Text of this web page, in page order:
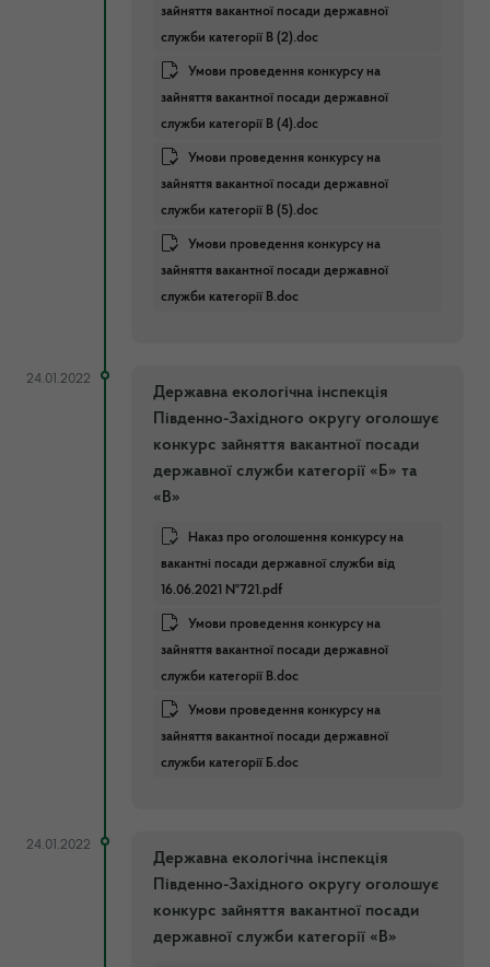
зайняття вакантної посади державної
служби категорії В (2).doc
Умови проведення конкурсу на
зайняття вакантної посади державної
служби категорії В (4).doc
Умови проведення конкурсу на
зайняття вакантної посади державної
служби категорії В (5).doc
Умови проведення конкурсу на
зайняття вакантної посади державної
служби категорії В.doc
24.01.2022
Державна екологічна інспекція
Південно-Західного округу оголошує
конкурс зайняття вакантної посади
державної служби категорії «Б» та
«В»
Наказ про оголошення конкурсу на
вакантні посади державної служби від
16.06.2021 №721.pdf
Умови проведення конкурсу на
зайняття вакантної посади державної
служби категорії В.doc
Умови проведення конкурсу на
зайняття вакантної посади державної
служби категорії Б.doc
24.01.2022
Державна екологічна інспекція
Південно-Західного округу оголошує
конкурс зайняття вакантної посади
державної служби категорії «В»